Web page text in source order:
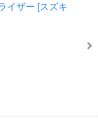
イザー [スズキ